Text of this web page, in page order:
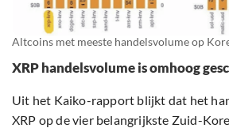
Altcoins met meeste handelsvolume op
XRP handelsvolume is omhoog
Uit het Kaiko-rapport blijkt dat het
XRP op de vier belangrijkste Zuid-